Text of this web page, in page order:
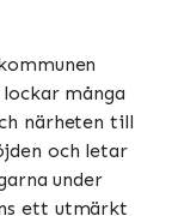
många
närheten till
och letar
under
ett utmärkt